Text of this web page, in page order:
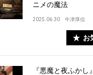
ニメの魔法
2025.06.30 牛津厚信
お
『悪魔と夜ふか